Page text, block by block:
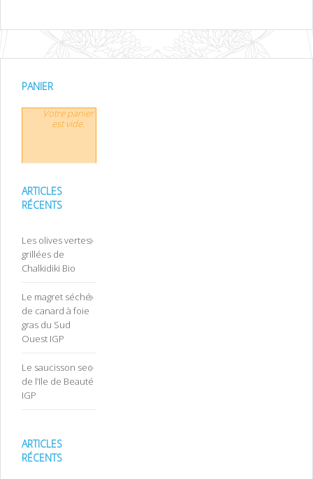
PANIER
Votre panier
est vide.
ARTICLES
RÉCENTS
Les olives vertes
grillées de
Chalkidiki Bio
Le magret séché
de canard à foie
gras du Sud
Ouest IGP
Le saucisson sec
de l’Ile de Beauté
IGP
ARTICLES
RÉCENTS